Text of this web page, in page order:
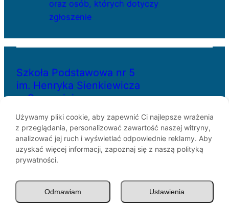
oraz osób, których dotyczy
zgłoszenie
Szkoła Podstawowa nr 5
im. Henryka Sienkiewicza
w Szczecinie
ul. Bł. Królowej Jadwigi 29
70-262 Szczecin
telefon: 91-433-30-07
e-mail: sp5@miasto.szczecin.pl
Używamy pliki cookie, aby zapewnić Ci najlepsze wrażenia
z przeglądania, personalizować zawartość naszej witryny,
analizować jej ruch i wyświetlać odpowiednie reklamy. Aby
uzyskać więcej informacji, zapoznaj się z naszą polityką
prywatności.
Ustawienia
Odmawiam